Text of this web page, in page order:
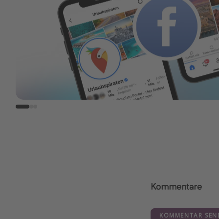
Kommentare
KOMMENTAR